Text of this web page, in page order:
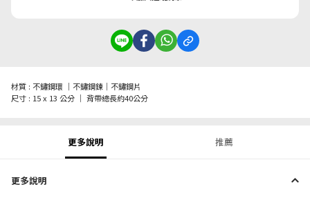
材質 : 不鏽鋼環 ｜不鏽鋼鍊｜不鏽鋼片
尺寸 : 15 x 13 公分 ｜ 背帶總長約40公分
更多說明 推薦
更多說明